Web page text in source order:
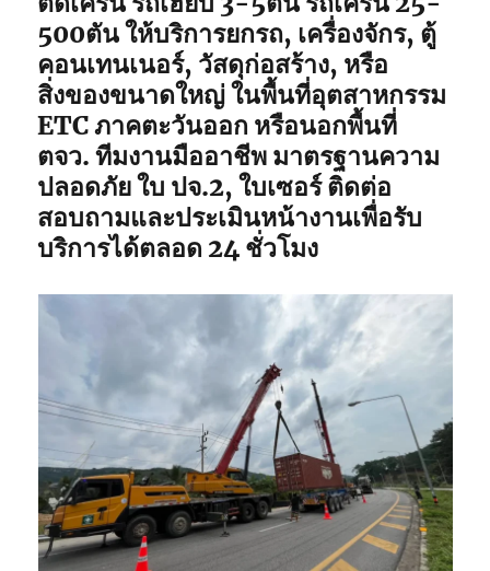
500ตัน ให้บริการยกรถ, เครื่องจักร, ตู้
คอนเทนเนอร์, วัสดุก่อสร้าง, หรือ
สิ่งของขนาดใหญ่ ในพื้นที่อุตสาหกรรม
ETC ภาคตะวันออก หรือนอกพื้นที่
ตจว. ทีมงานมืออาชีพ มาตรฐานความ
ปลอดภัย ใบ ปจ.2, ใบเซอร์ ติดต่อ
สอบถามและประเมินหน้างานเพื่อรับ
บริการได้ตลอด 24 ชั่วโมง